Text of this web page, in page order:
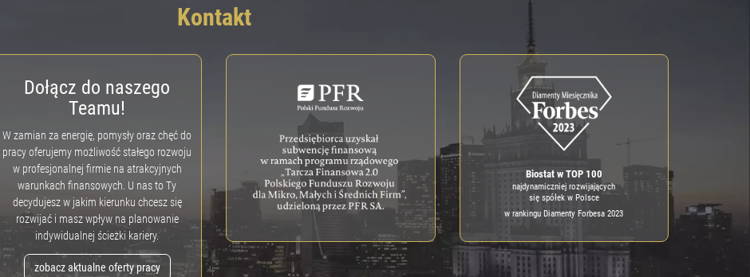
Kontakt
Dołącz do naszego
Teamu!
W zamian za energię, pomysły oraz chęć do
pracy oferujemy możliwość stałego rozwoju
w profesjonalnej firmie na atrakcyjnych
warunkach finansowych. U nas to Ty
decydujesz w jakim kierunku chcesz się
rozwijać i masz wpływ na planowanie
indywidualnej ścieżki kariery.
zobacz aktualne oferty pracy
Biostat w TOP 100
najdynamiczniej rozwijających
się spółek w Polsce
w rankingu Diamenty Forbesa 2023